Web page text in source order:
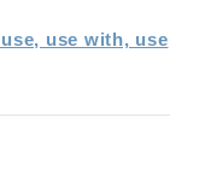
use with, use